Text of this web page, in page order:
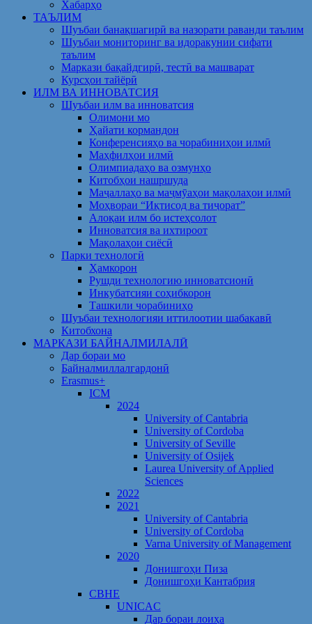
Хабарҳо
ТАЪЛИМ
Шуъбаи банақшагирӣ ва назорати раванди таълим
Шуъбаи мониторинг ва идоракунии сифати
таълим
Маркази бақайдгирӣ, тестӣ ва машварат
Курсҳои тайёрӣ
ИЛМ ВА ИННОВАТСИЯ
Шуъбаи илм ва инноватсия
Олимони мо
Ҳайати кормандон
Конференсияҳо ва чорабиниҳои илмӣ
Маҳфилҳои илмӣ
Олимпиадаҳо ва озмунҳо
Китобҳои нашршуда
Маҷаллаҳо ва маҷмӯаҳои мақолаҳои илмӣ
Моҳвораи “Иқтисод ва тиҷорат”
Алоқаи илм бо истеҳсолот
Инноватсия ва ихтироот
Мақолаҳои сиёсӣ
Парки технологӣ
Ҳамкорон
Рушди технологию инноватсионӣ
Инкубатсияи соҳибкорон
Ташкили чорабиниҳо
Шуъбаи технологияи иттилоотии шабакавӣ
Китобхона
МАРКАЗИ БАЙНАЛМИЛАЛӢ
Дар бораи мо
Байналмиллалгардонӣ
Erasmus+
ICM
2024
University of Cantabria
University of Cordoba
University of Seville
University of Osijek
Laurea University of Applied
Sciences
2022
2021
University of Cantabria
University of Cordoba
Varna University of Management
2020
Донишгоҳи Пиза
Донишгоҳи Кантабрия
CBHE
UNICAC
Дар бораи лоиҳа